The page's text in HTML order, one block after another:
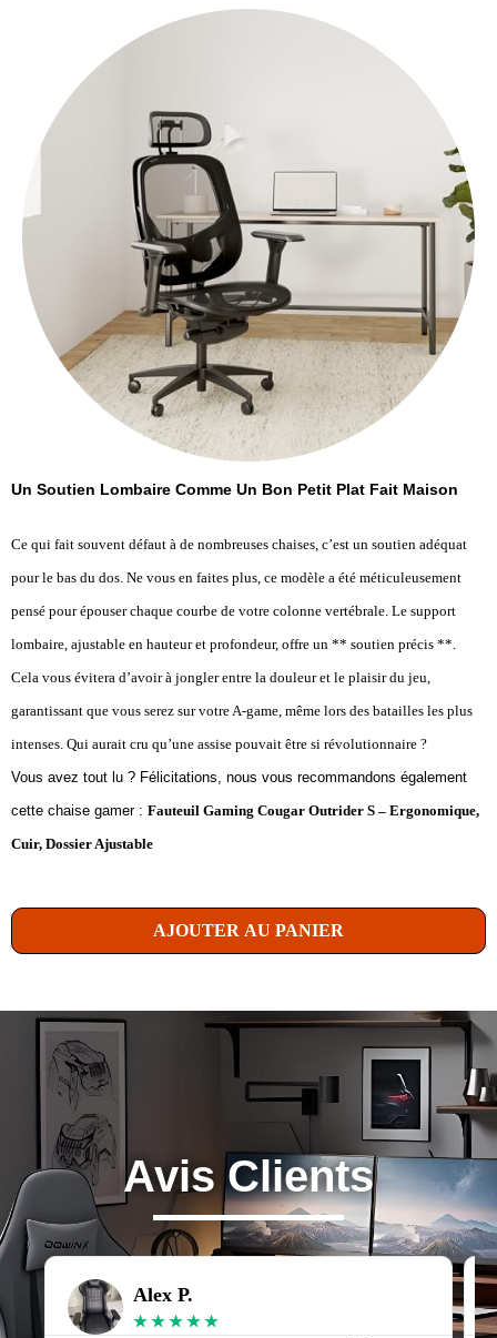
Un Soutien Lombaire Comme Un Bon Petit Plat Fait Maison
Ce qui fait souvent défaut à de nombreuses chaises, c’est un soutien adéquat
pour le bas du dos. Ne vous en faites plus, ce modèle a été méticuleusement
pensé pour épouser chaque courbe de votre colonne vertébrale. Le support
lombaire, ajustable en hauteur et profondeur, offre un ** soutien précis **.
Cela vous évitera d’avoir à jongler entre la douleur et le plaisir du jeu,
garantissant que vous serez sur votre A-game, même lors des batailles les plus
intenses. Qui aurait cru qu’une assise pouvait être si révolutionnaire ?
Vous avez tout lu ? Félicitations, nous vous recommandons également
cette chaise gamer : Fauteuil Gaming Cougar Outrider S – Ergonomique,
Cuir, Dossier Ajustable
AJOUTER AU PANIER
Avis Clients
Alex P.
★ ★ ★ ★ ★